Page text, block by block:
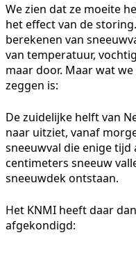
We zien dat ze moeite
het effect van de
berekenen van
van temperatuur,
maar door. Maar wat
zeggen is:
De zuidelijke helft van
naar uitziet, vanaf
sneeuwval die enige
centimeters sneeuw
sneeuwdek ontstaan.
Het KNMI heeft daar
afgekondigd: